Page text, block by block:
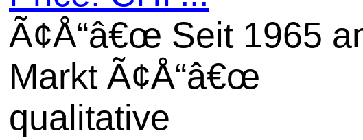
Ã¢Å“â€œ Seit 1965
Markt Ã¢Å“â€œ
qualitative